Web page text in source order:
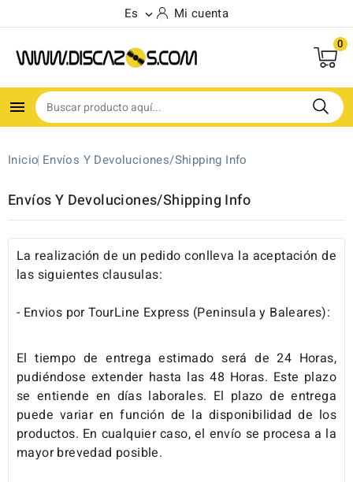
Es  Mi cuenta
0

Inicio Envíos Y Devoluciones/Shipping Info
Envíos Y Devoluciones/Shipping Info
La realización de un pedido conlleva la aceptación de
las siguientes clausulas:
- Envios por TourLine Express (Peninsula y Baleares):
El tiempo de entrega estimado será de 24 Horas,
pudiéndose extender hasta las 48 Horas. Este plazo
se entiende en días laborales. El plazo de entrega
puede variar en función de la disponibilidad de los
productos. En cualquier caso, el envío se procesa a la
mayor brevedad posible.